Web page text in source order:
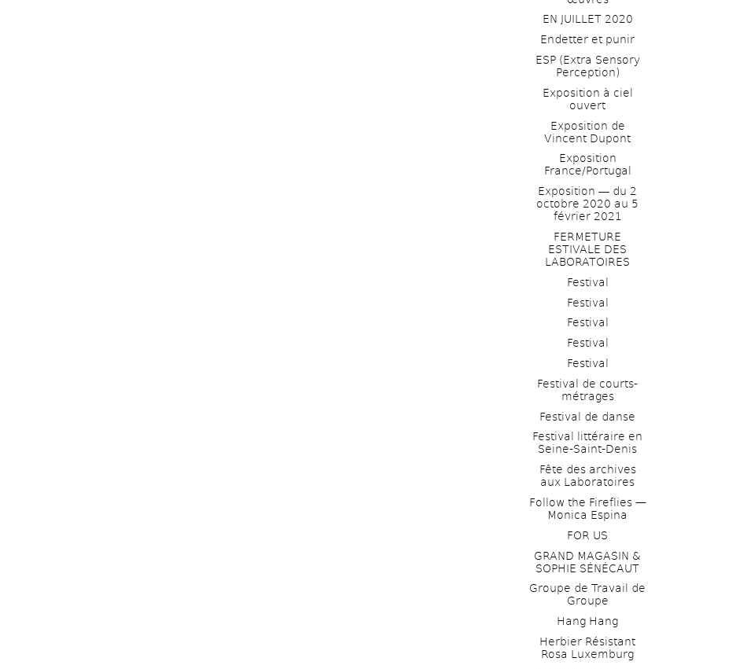
EN JUILLET 2020
Endetter et punir
ESP (Extra Sensory
Perception)
Exposition à ciel
ouvert
Exposition de
Vincent Dupont
Exposition
France/Portugal
Exposition ― du 2
octobre 2020 au 5
février 2021
FERMETURE
ESTIVALE DES
LABORATOIRES
Festival
Festival
Festival
Festival
Festival
Festival de courts-
métrages
Festival de danse
Festival littéraire en
Seine-Saint-Denis
Fête des archives
aux Laboratoires
Follow the Fireflies —
Monica Espina
FOR US
GRAND MAGASIN &
SOPHIE SÉNÉCAUT
Groupe de Travail de
Groupe
Hang Hang
Herbier Résistant
Rosa Luxemburg